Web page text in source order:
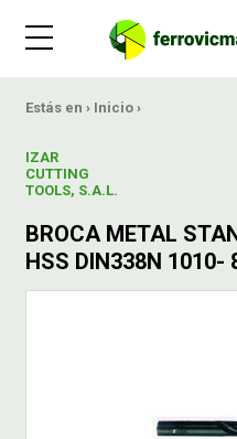
Estás en › Inicio ›
IZAR
CUTTING
TOOLS, S.A.L.
BROCA METAL
HSS DIN338N 1010-